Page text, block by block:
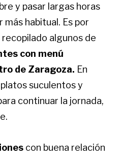
y pasar largas horas
habitual. Es por
algunos de
con menú
de Zaragoza. En
suculentos y
continuar la jornada,
con buena relación